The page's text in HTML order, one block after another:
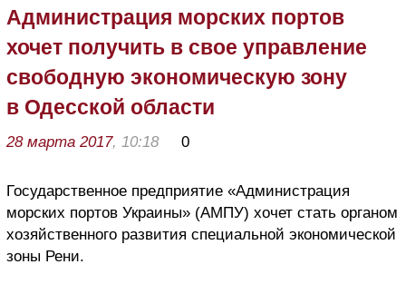
Администрация морских портов
хочет получить в свое управление
свободную экономическую зону
в Одесской области
28 марта 2017, 10:18 0
Государственное предприятие «Администрация
морских портов Украины» (АМПУ) хочет стать органом
хозяйственного развития специальной экономической
зоны Рени.